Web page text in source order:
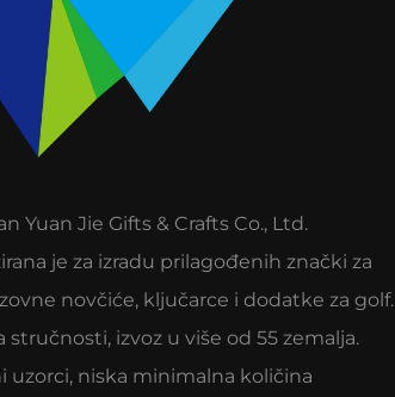
Yuan Jie Gifts & Crafts Co., Ltd.
je za izradu prilagođenih znački za
novčiće, ključarce i dodatke za golf.
stručnosti, izvoz u više od 55 zemalja.
uzorci, niska minimalna količina